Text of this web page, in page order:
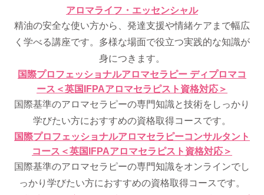
アロマライフ・エッセンシャル
精油の安全な使い方から、発達支援や情緒ケアまで幅広
く学べる講座です。多様な場面で役立つ実践的な知識が
身につきます。
国際プロフェッショナルアロマセラピー ディプロマコ
ース＜英国IFPAアロマセラピスト資格対応＞
国際基準のアロマセラピーの専門知識と技術をしっかり
学びたい方におすすめの資格取得コースです。
国際プロフェッショナルアロマセラピーコンサルタント
コース＜英国IFPAアロマセラピスト資格対応＞
国際基準のアロマセラピーの専門知識をオンラインでし
っかり学びたい方におすすめの資格取得コースです。